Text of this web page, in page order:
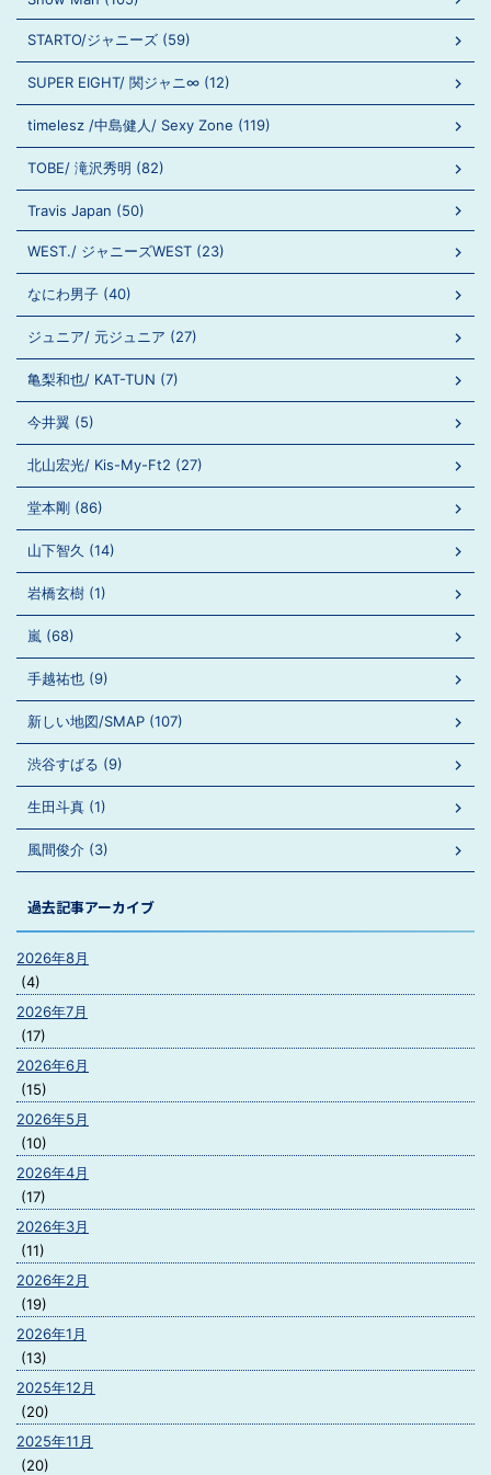
STARTO/ジャニーズ (59)
SUPER EIGHT/ 関ジャニ∞ (12)
timelesz /中島健人/ Sexy Zone (119)
TOBE/ 滝沢秀明 (82)
Travis Japan (50)
WEST./ ジャニーズWEST (23)
なにわ男子 (40)
ジュニア/ 元ジュニア (27)
亀梨和也/ KAT-TUN (7)
今井翼 (5)
北山宏光/ Kis-My-Ft2 (27)
堂本剛 (86)
山下智久 (14)
岩橋玄樹 (1)
嵐 (68)
手越祐也 (9)
新しい地図/SMAP (107)
渋谷すばる (9)
生田斗真 (1)
風間俊介 (3)
過去記事アーカイブ
2026年8月
(4)
2026年7月
(17)
2026年6月
(15)
2026年5月
(10)
2026年4月
(17)
2026年3月
(11)
2026年2月
(19)
2026年1月
(13)
2025年12月
(20)
2025年11月
(20)